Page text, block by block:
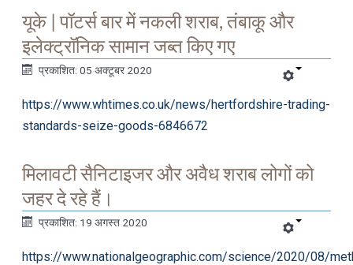
यूके | पॉटर्स बार में नकली शराब, तंबाकू और
इलेक्ट्रॉनिक सामान जब्त किए गए
प्रकाशित: 05 अक्टूबर 2020
https://www.whtimes.co.uk/news/hertfordshire-trading-
standards-seize-goods-6846672
मिलावटी सैनिटाइजर और अवैध शराब लोगों को
जहर दे रहे हैं।
प्रकाशित: 19 अगस्त 2020
https://www.nationalgeographic.com/science/2020/08/